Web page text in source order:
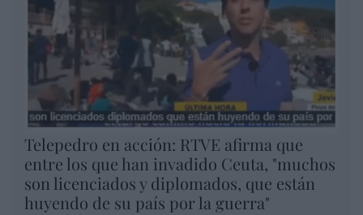
Telepedro en acción: RTVE afirma que
entre los que han invadido Ceuta, "muchos
son licenciados y diplomados, que están
huyendo de su país por la guerra"